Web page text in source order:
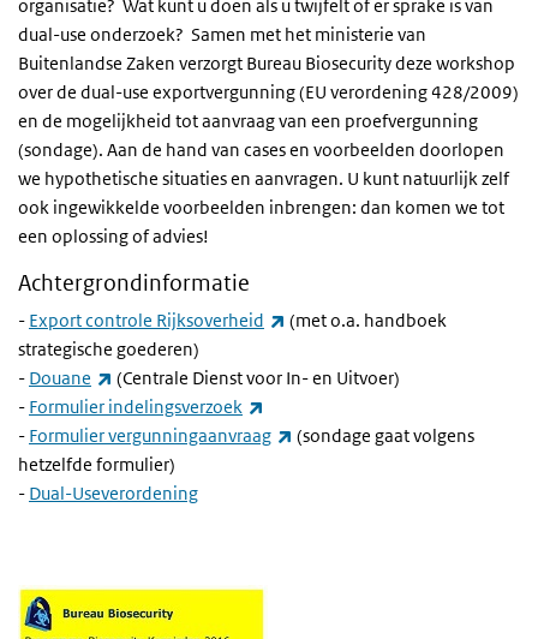
organisatie? Wat kunt u doen als u twijfelt of er sprake is van
dual-use onderzoek? Samen met het ministerie van
Buitenlandse Zaken verzorgt Bureau Biosecurity deze workshop
over de dual-use exportvergunning (EU verordening 428/2009)
en de mogelijkheid tot aanvraag van een proefvergunning
(sondage). Aan de hand van cases en voorbeelden doorlopen
we hypothetische situaties en aanvragen. U kunt natuurlijk zelf
ook ingewikkelde voorbeelden inbrengen: dan komen we tot
een oplossing of advies!
Achtergrondinformatie
- Export controle Rijksoverheid (externe link)
(met o.a. handboek
strategische goederen)
- Douane (externe link)
(Centrale Dienst voor In- en Uitvoer)
- Formulier indelingsverzoek
- Formulier vergunningaanvraag (externe link)
(sondage gaat volgens
hetzelfde formulier)
- Dual-Useverordening